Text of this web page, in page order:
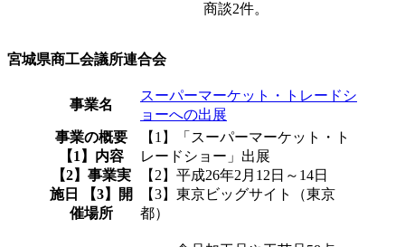
商談2件。
宮城県商工会議所連合会
事業名
スーパーマーケット・トレードシ
ョーへの出展
事業の概要
【1】内容
【2】事業実
施日 【3】開
催場所
【1】「スーパーマーケット・ト
レードショー」出展
【2】平成26年2月12日～14日
【3】東京ビッグサイト（東京
都）